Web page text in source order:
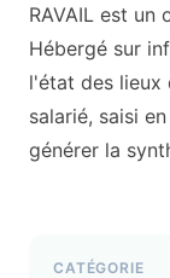
RAVAIL est un
Hébergé sur
l'état des lieux
salarié, saisi
générer la
CATÉGORIE